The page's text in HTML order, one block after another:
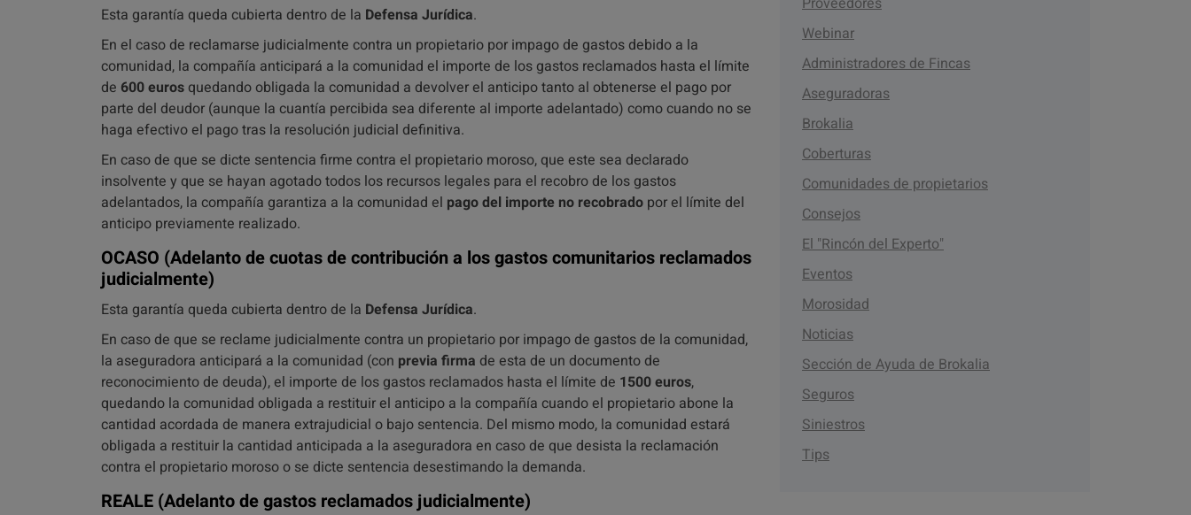
Esta garantía queda cubierta dentro de la Defensa Jurídica.
En el caso de reclamarse judicialmente contra un propietario por impago de gastos debido a la
comunidad, la compañía anticipará a la comunidad el importe de los gastos reclamados hasta el límite
de 600 euros quedando obligada la comunidad a devolver el anticipo tanto al obtenerse el pago por
parte del deudor (aunque la cuantía percibida sea diferente al importe adelantado) como cuando no se
haga efectivo el pago tras la resolución judicial definitiva.
En caso de que se dicte sentencia firme contra el propietario moroso, que este sea declarado
insolvente y que se hayan agotado todos los recursos legales para el recobro de los gastos
adelantados, la compañía garantiza a la comunidad el pago del importe no recobrado por el límite del
anticipo previamente realizado.
OCASO (Adelanto de cuotas de contribución a los gastos comunitarios reclamados
judicialmente)
Esta garantía queda cubierta dentro de la Defensa Jurídica.
En caso de que se reclame judicialmente contra un propietario por impago de gastos de la comunidad,
la aseguradora anticipará a la comunidad (con previa firma de esta de un documento de
reconocimiento de deuda), el importe de los gastos reclamados hasta el límite de 1500 euros,
quedando la comunidad obligada a restituir el anticipo a la compañía cuando el propietario abone la
cantidad acordada de manera extrajudicial o bajo sentencia. Del mismo modo, la comunidad estará
obligada a restituir la cantidad anticipada a la aseguradora en caso de que desista la reclamación
contra el propietario moroso o se dicte sentencia desestimando la demanda.
REALE (Adelanto de gastos reclamados judicialmente)
Webinar
Administradores de Fincas
Aseguradoras
Brokalia
Coberturas
Comunidades de propietarios
Consejos
El "Rincón del Experto"
Eventos
Morosidad
Noticias
Sección de Ayuda de Brokalia
Seguros
Siniestros
Tips